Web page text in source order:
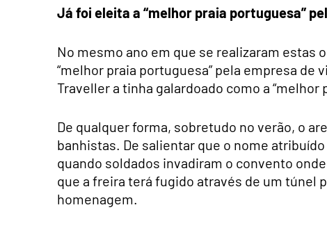
Já foi eleita a “melhor praia portuguesa”
No mesmo ano em que se realizaram estas
“melhor praia portuguesa” pela empresa de
Traveller a tinha galardoado como a “melhor
De qualquer forma, sobretudo no verão, o
banhistas. De salientar que o nome
quando soldados invadiram o convento
que a freira terá fugido através de um túnel
homenagem.